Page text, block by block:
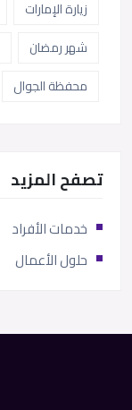
زيارة الإمارات
شهر رمضان
محفظة الجوال
تصفح المزيد
خدمات الأفراد
حلول الأعمال